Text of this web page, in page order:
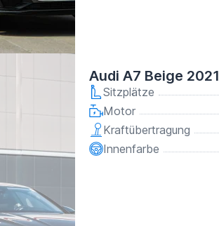
Audi A7 Beige 2021
Sitzplätze
Motor
Kraftübertragung
Innenfarbe